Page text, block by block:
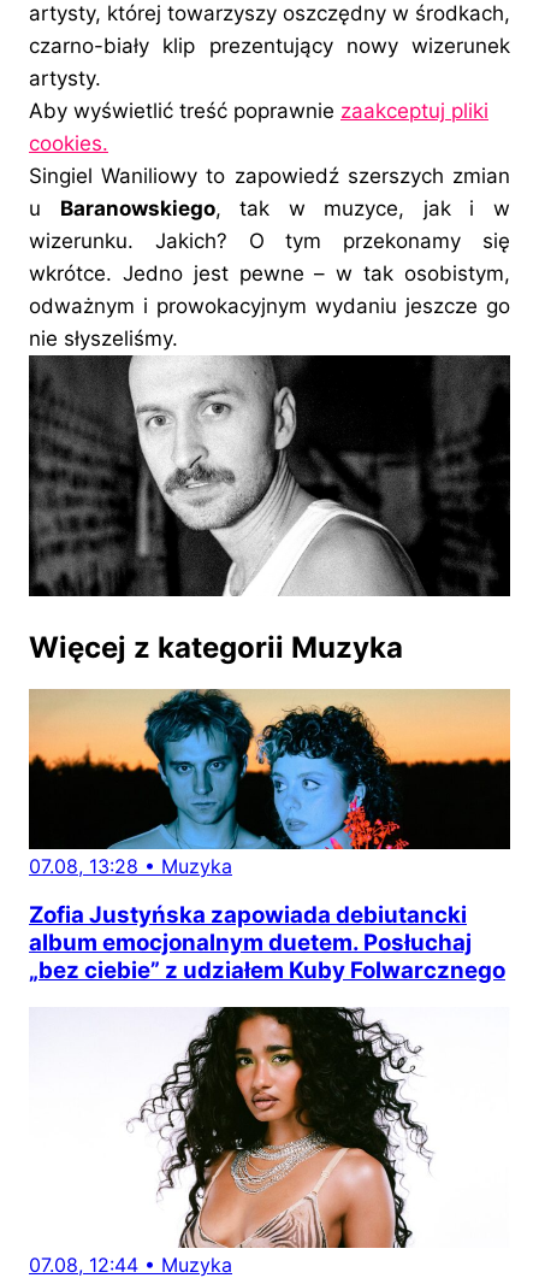
artysty, której towarzyszy oszczędny w środkach,
czarno-biały klip prezentujący nowy wizerunek
artysty.
Aby wyświetlić treść poprawnie zaakceptuj pliki
cookies.
Singiel Waniliowy to zapowiedź szerszych zmian
u Baranowskiego, tak w muzyce, jak i w
wizerunku. Jakich? O tym przekonamy się
wkrótce. Jedno jest pewne – w tak osobistym,
odważnym i prowokacyjnym wydaniu jeszcze go
nie słyszeliśmy.
Więcej z kategorii Muzyka
07.08, 13:28 • Muzyka
Zofia Justyńska zapowiada debiutancki
album emocjonalnym duetem. Posłuchaj
„bez ciebie” z udziałem Kuby Folwarcznego
07.08, 12:44 • Muzyka